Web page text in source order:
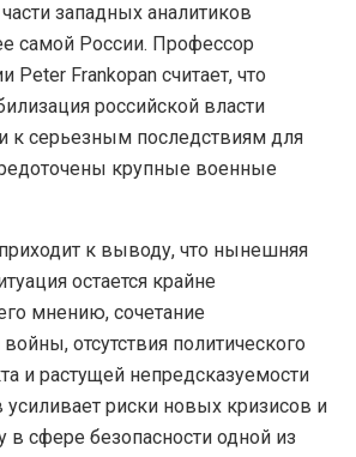
западных аналитиков
самой России. Профессор
Peter Frankopan считает, что
российской власти
к серьезным последствиям для
крупные военные
к выводу, что нынешняя
остается крайне
мнению, сочетание
отсутствия политического
и растущей непредсказуемости
риски новых кризисов и
в сфере безопасности одной из